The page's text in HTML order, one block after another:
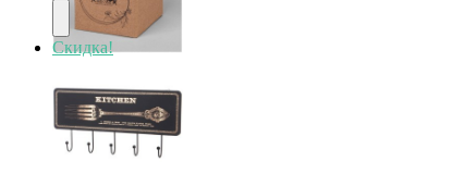
Скидка!